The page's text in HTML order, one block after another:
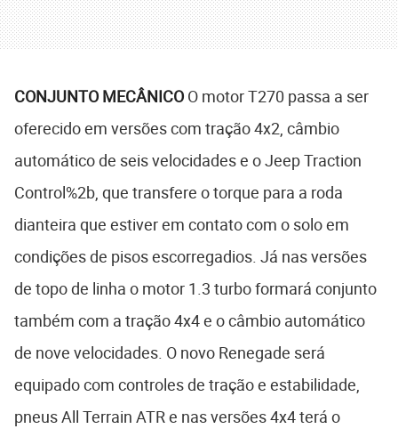
CONJUNTO MECÂNICO O motor T270 passa a ser
oferecido em versões com tração 4x2, câmbio
automático de seis velocidades e o Jeep Traction
Control%2b, que transfere o torque para a roda
dianteira que estiver em contato com o solo em
condições de pisos escorregadios. Já nas versões
de topo de linha o motor 1.3 turbo formará conjunto
também com a tração 4x4 e o câmbio automático
de nove velocidades. O novo Renegade será
equipado com controles de tração e estabilidade,
pneus All Terrain ATR e nas versões 4x4 terá o